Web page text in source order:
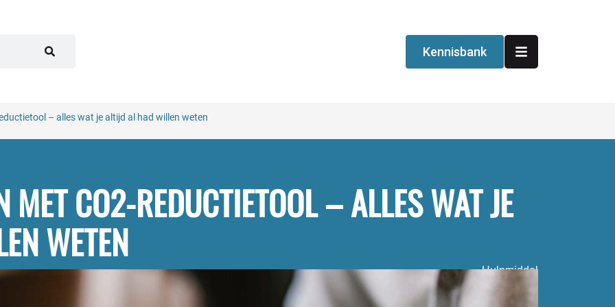
Kennisbank
– alles wat je altijd al had willen weten
MET CO2-REDUCTIETOOL – ALLES WAT JE
WETEN
Hulpmiddel